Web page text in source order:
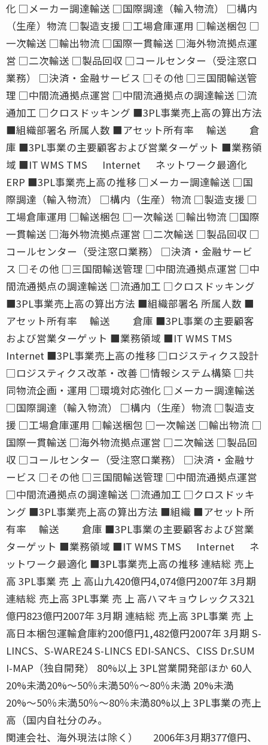
化 □メーカー調達輸送 □国際調達（輸入物流） □構内
（生産）物流 □製造支援 □工場倉庫運用 □輸送梱包 □
一次輸送 □輸出物流 □国際一貫輸送 □海外物流拠点運
営 □二次輸送 □製品回収 □コールセンター（受注窓口
業務） □決済・金融サービス □その他 □三国間輸送管
理 □中間流通拠点運営 □中間流通拠点の調達輸送 □流
通加工 □クロスドッキング ■3PL事業売上高の算出方法
■組織部署名 所属人数 ■アセット所有率 輸送 倉
庫 ■3PL事業の主要顧客および営業ターゲット ■業務領
域 ■IT WMS TMS Internet ネットワーク最適化
ERP ■3PL事業売上高の推移 □メーカー調達輸送 □国
際調達（輸入物流） □構内（生産）物流 □製造支援 □
工場倉庫運用 □輸送梱包 □一次輸送 □輸出物流 □国際
一貫輸送 □海外物流拠点運営 □二次輸送 □製品回収 □
コールセンター（受注窓口業務） □決済・金融サービ
ス □その他 □三国間輸送管理 □中間流通拠点運営 □中
間流通拠点の調達輸送 □流通加工 □クロスドッキング
■3PL事業売上高の算出方法 ■組織部署名 所属人数 ■
アセット所有率 輸送 倉庫 ■3PL事業の主要顧客
および営業ターゲット ■業務領域 ■IT WMS TMS
Internet ■3PL事業売上高の推移 □ロジスティクス設計
□ロジスティクス改革・改善 □情報システム構築 □共
同物流企画・運用 □環境対応強化 □メーカー調達輸送
□国際調達（輸入物流） □構内（生産）物流 □製造支
援 □工場倉庫運用 □輸送梱包 □一次輸送 □輸出物流 □
国際一貫輸送 □海外物流拠点運営 □二次輸送 □製品回
収 □コールセンター（受注窓口業務） □決済・金融サ
ービス □その他 □三国間輸送管理 □中間流通拠点運営
□中間流通拠点の調達輸送 □流通加工 □クロスドッキ
ング ■3PL事業売上高の算出方法 ■組織 ■アセット所
有率 輸送 倉庫 ■3PL事業の主要顧客および営業
ターゲット ■業務領域 ■IT WMS TMS Internet ネ
ットワーク最適化 ■3PL事業売上高の推移 連結総 売上
高 3PL事業 売 上 高山九420億円4,074億円2007年 3月期
連結総 売上高 3PL事業 売 上 高ハマキョウレックス321
億円823億円2007年 3月期 連結総 売上高 3PL事業 売 上
高日本梱包運輸倉庫約200億円1,482億円2007年 3月期 S-
LINCS、S-WARE24 S-LINCS EDI-SANCS、CISS Dr.SUM
I-MAP（独自開発） 80%以上 3PL営業開発部ほか 60人
20%未満20%〜50％未満50％〜80％未満 20%未満
20%〜50％未満50％〜80％未満80%以上 3PL事業の売上
高（国内自社分のみ。
関連会社、海外現法は除く） 2006年3月期377億円、